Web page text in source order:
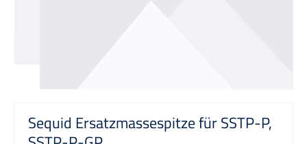
Sequid Ersatzmassespitze für SSTP-P,